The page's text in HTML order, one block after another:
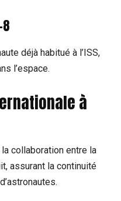
déjà habitué à l’ISS,
l’espace.
à
collaboration entre la
assurant la continuité